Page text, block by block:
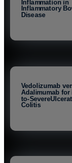
Inflammation in
Inflammatory
Disease
Vedolizumab
Adalimumab for
to-
Colitis